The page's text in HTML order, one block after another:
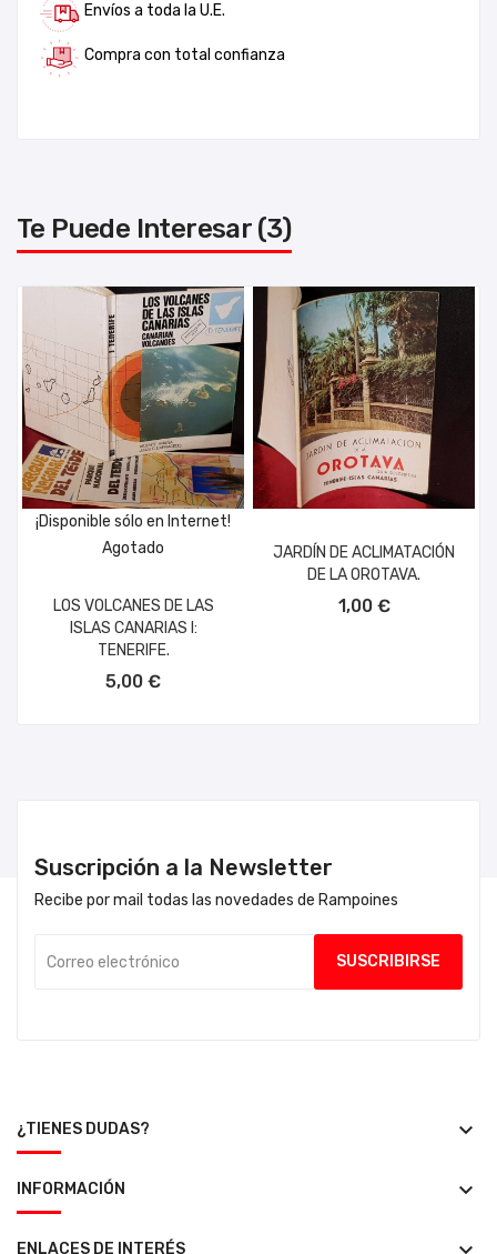
Envíos a toda la U.E.
Compra con total confianza
Te Puede Interesar (3)
¡Disponible sólo en Internet!
Agotado
LOS VOLCANES DE LAS
ISLAS CANARIAS I:
TENERIFE.
5,00 €
JARDÍN DE ACLIMATACIÓN
DE LA OROTAVA.
1,00 €
Suscripción a la Newsletter
Recibe por mail todas las novedades de Rampoines
¿TIENES DUDAS? keyboard_arrow_down
INFORMACIÓN keyboard_arrow_down
ENLACES DE INTERÉS